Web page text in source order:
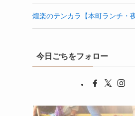
煌楽のテンカラ【本町ランチ・
今日ごちをフォロー